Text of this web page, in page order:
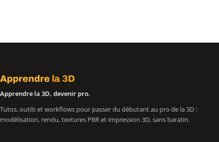
Apprendre la 3D
Apprendre la 3D, devenir pro.
Tutos, outils et workflows pour passer du débutant au pro de la 3D :
modélisation, rendu, textures PBR et impression 3D, sans baratin.